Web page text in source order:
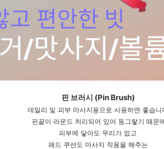
핀 브러시 (Pin Brush)
데일리 및 피부 마사지용으로 사용하면 좋습니
핀끝이 라운드 처리되어 있어 동그랗기 때문
피부에 닿아도 무리가 없고
패드 쿠션도 마사지 작용을 해주는